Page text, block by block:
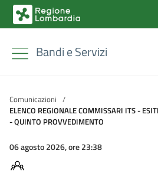
Bandi e Servizi
Comunicazioni /
ELENCO REGIONALE COMMISSARI ITS -
- QUINTO PROVVEDIMENTO
06 agosto 2026, ore 23:38